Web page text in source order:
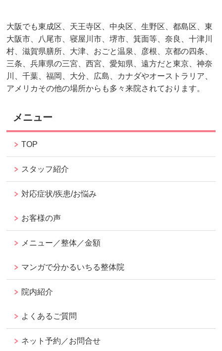
大阪でも東成区、天王寺区、中央区、生野区、都島区、東
大阪市、八尾市、寝屋川市、堺市、箕面等、奈良、十津川
村、滋賀県膳所、大津、おごと温泉、彦根、京都の四条、
三条、兵庫県の三宮、西宮、愛知県、遠方だと東京、神奈
川、千葉、福岡、大分、広島、カナダやオーストラリア、
アメリカその他の場所からも多々来院されております。
メニュー
TOP
スタッフ紹介
対応症状/疾患/お悩み
お客様の声
メニュー／整体／金額
マンガで分かるいちる整体院
院内紹介
よくあるご質問
ネット予約／お問合せ